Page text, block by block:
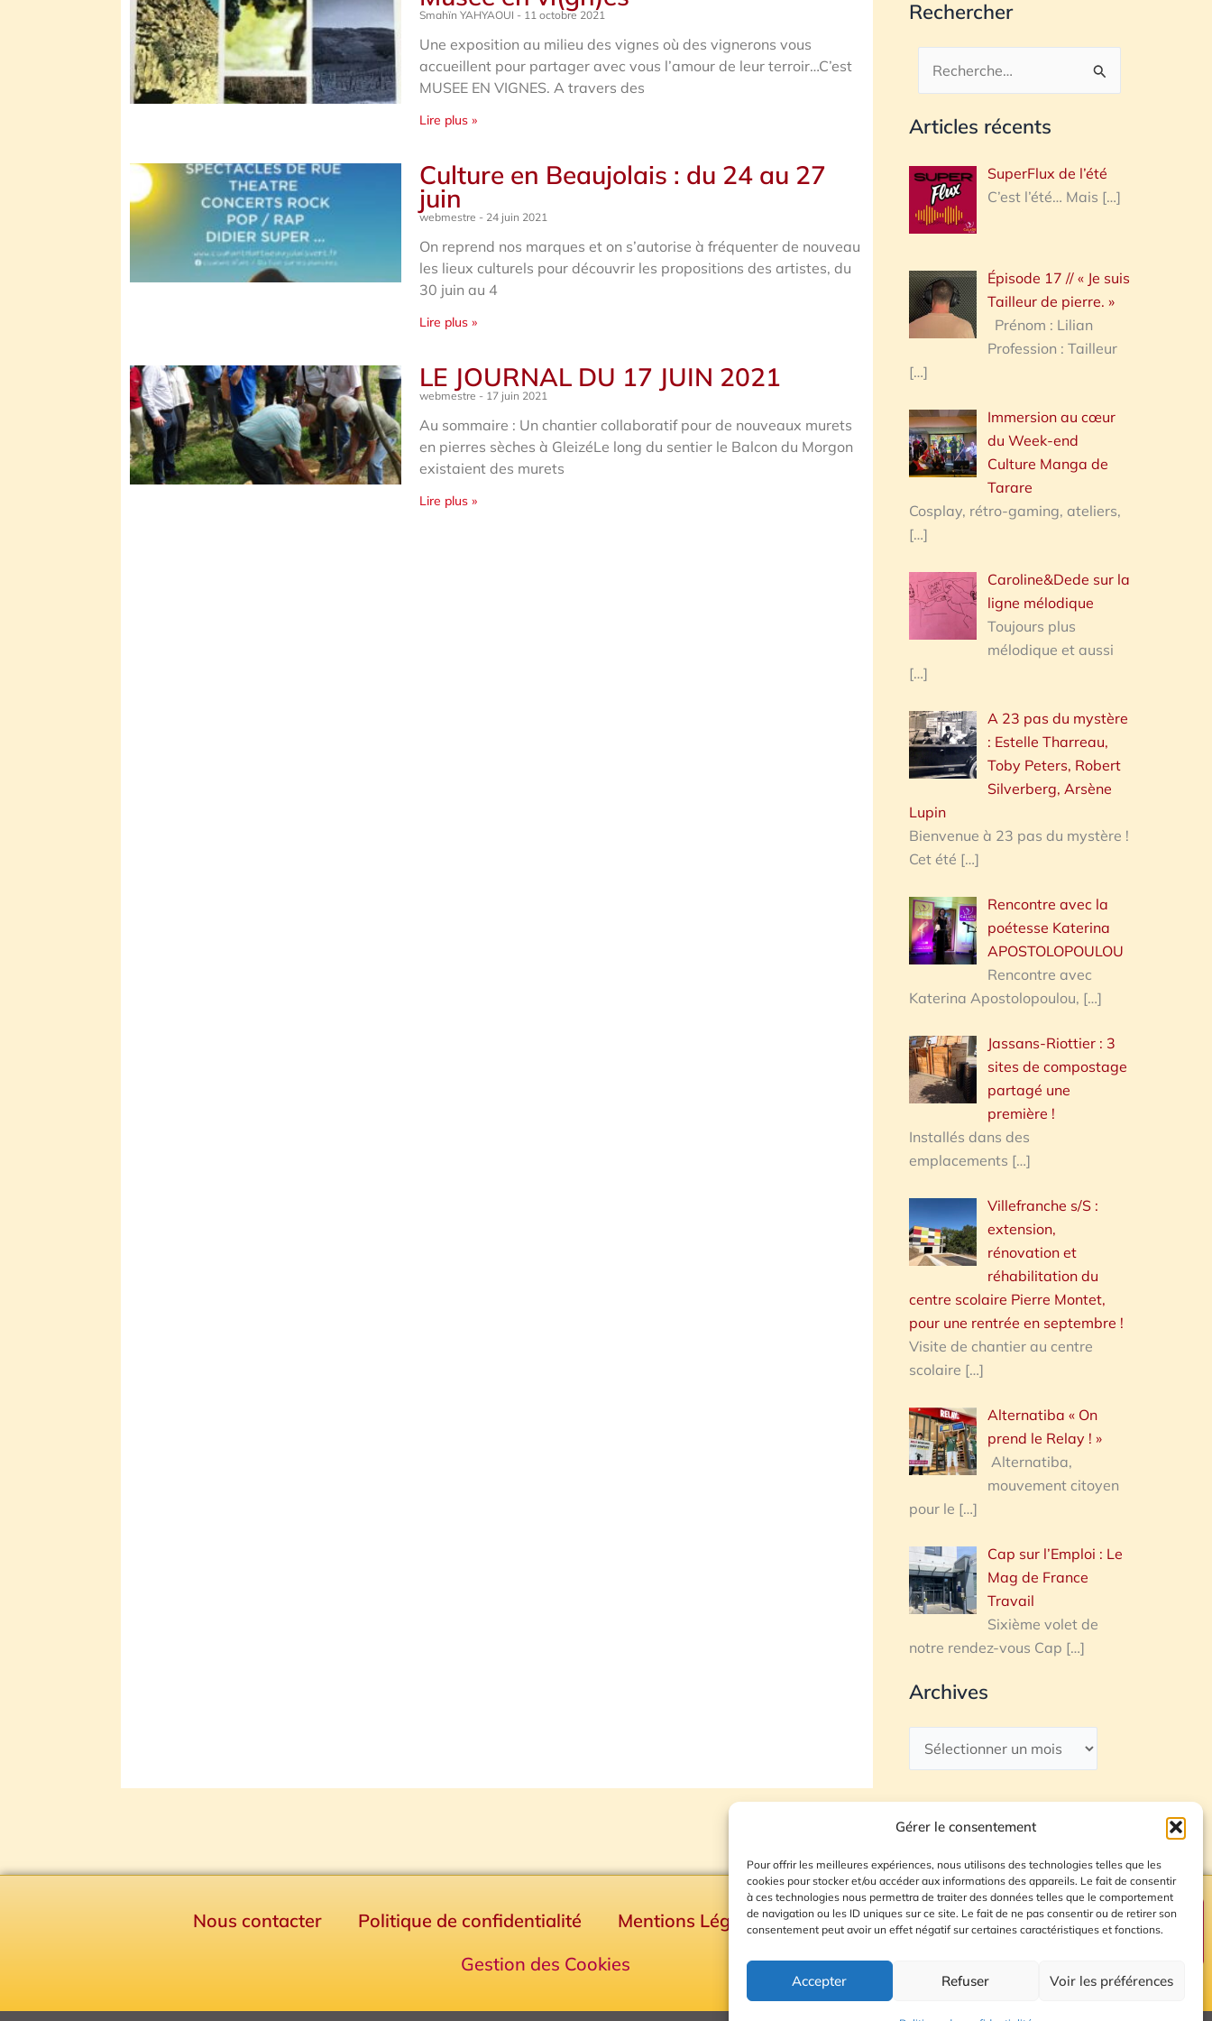
Gérer le consentement
Pour offrir les meilleures expériences, nous utilisons des technologies telles que les
cookies pour stocker et/ou accéder aux informations des appareils. Le fait de consentir
à ces technologies nous permettra de traiter des données telles que le comportement
de navigation ou les ID uniques sur ce site. Le fait de ne pas consentir ou de retirer son
consentement peut avoir un effet négatif sur certaines caractéristiques et fonctions.
Accepter Refuser Voir les préférences
Smahïn YAHYAOUI 11 octobre 2021
Une exposition au milieu des vignes où des vignerons vous
accueillent pour partager avec vous l’amour de leur terroir…C’est
MUSEE EN VIGNES. A travers des
Lire plus »
Culture en Beaujolais : du 24 au 27
juin
webmestre 24 juin 2021
On reprend nos marques et on s’autorise à fréquenter de nouveau
les lieux culturels pour découvrir les propositions des artistes, du
30 juin au 4
Lire plus »
LE JOURNAL DU 17 JUIN 2021
webmestre 17 juin 2021
Au sommaire : Un chantier collaboratif pour de nouveaux murets
en pierres sèches à GleizéLe long du sentier le Balcon du Morgon
existaient des murets
Lire plus »
Rechercher
Rechercher :
Articles récents
SuperFlux de l’été
C’est l’été… Mais […]
Épisode 17 // « Je suis
Tailleur de pierre. »
Prénom : Lilian
Profession : Tailleur
[…]
Immersion au cœur
du Week-end
Culture Manga de
Tarare
Cosplay, rétro-gaming, ateliers,
[…]
Caroline&Dede sur la
ligne mélodique
Toujours plus
mélodique et aussi
[…]
A 23 pas du mystère
: Estelle Tharreau,
Toby Peters, Robert
Silverberg, Arsène
Lupin
Bienvenue à 23 pas du mystère !
Cet été […]
Rencontre avec la
poétesse Katerina
APOSTOLOPOULOU
Rencontre avec
Katerina Apostolopoulou, […]
Jassans-Riottier : 3
sites de compostage
partagé une
première !
Installés dans des
emplacements […]
Villefranche s/S :
extension,
rénovation et
réhabilitation du
centre scolaire Pierre Montet,
pour une rentrée en septembre !
Visite de chantier au centre
scolaire […]
Alternatiba « On
prend le Relay ! »
Alternatiba,
mouvement citoyen
pour le […]
Cap sur l’Emploi : Le
Mag de France
Travail
Sixième volet de
notre rendez-vous Cap […]
Archives
Nous contacter Politique de confidentialité Mentions Légales
Plan du site
Gestion des Cookies